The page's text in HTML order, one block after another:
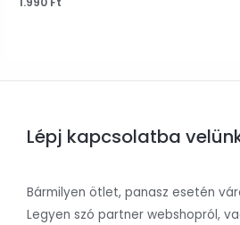
0
Lépj kapcsolatba
Bármilyen ötlet, panasz esetén
Legyen szó partner webshopról,